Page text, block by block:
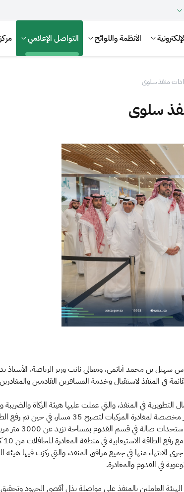
الأنظمة واللوائح التواصل الإعلامي
الإقرار الضريبي التصرفات العقارية
منفذ سلوى
سلوى
سهيل بن محمد أبانمي، ومعالي نائب وزير الرياضة،
في المنفذ لاستقبال وخدمة المسافرين القادمين والمغادرين
في المنفذ، والتي عملت عليها هيئة الزكاة
الانتهاء منها في جميع مرافق المنفذ، والتي ركزت فيها
في القدوم والمغادرة.
العاملين بالمنفذ على مواصلة بذل أقصى الجهود